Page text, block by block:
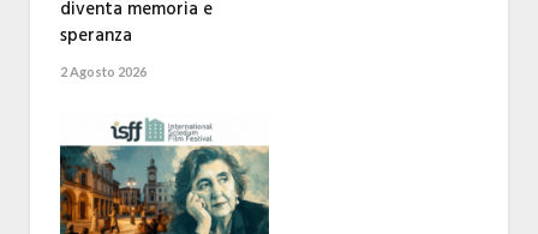
diventa memoria e
speranza
2 Agosto 2026